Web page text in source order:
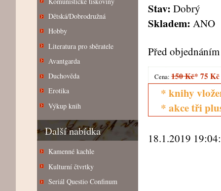
Dětská/Dobrodružná
Hobby
Literatura pro sběratele
Avantgarda
Duchověda
Erotika
Výkup knih
Další nabídka
Kamenné kachle
Kulturní čtvrtky
Seriál Questio Confinum
Stav: Dobrý
Skladem: ANO
Před
Cena:150 Kč* 75 Kč
* knihy
* akce tři
18.1.2019